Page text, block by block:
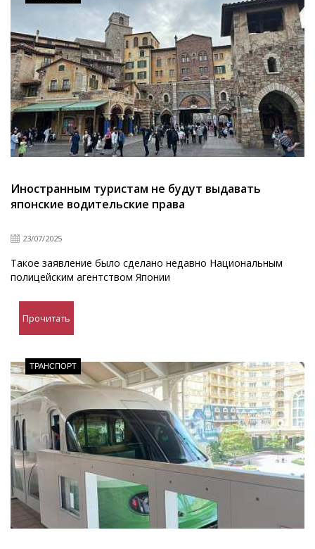
Иностранным туристам не будут выдавать
японские водительские права
23/07/2025
Такое заявление было сделано недавно Национальным
полицейским агентством Японии
Прочитать
ТРАНСПОРТ